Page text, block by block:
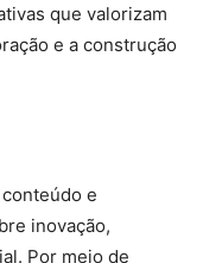
que valorizam
e a construção
e
inovação,
Por meio de